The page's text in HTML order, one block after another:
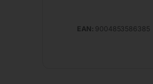
EAN: 9004853586385